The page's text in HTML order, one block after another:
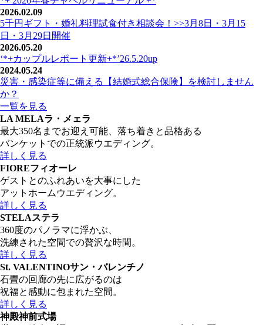
2026.02.09
5千円ギフト・婚礼料理試食付き相談会！>>3月8日・3月15
日・3月29日開催
2026.05.20
‘*+カップルレポート更新+*’26.5.20up
2024.05.24
災害・感染症等に備える【結婚式総合保険】を検討しません
か？
一覧を見る
LA MELAラ・メェラ
最大350名までお迎え可能、落ち着きと品格ある
バンケットでの正統派ウエディング。
詳しく見る
FIOREフィオーレ
ゲストとのふれあいを大事にした
アットホームウエディング。
詳しく見る
STELAステラ
360度のパノラマに浮かぶ、
洗練された空間での贅沢な時間。
詳しく見る
St. VALENTINOサン・バレンチノ
石畳の回廊の先に広がるのは
祝福と感動に包まれた空間。
詳しく見る
神殿神前式場